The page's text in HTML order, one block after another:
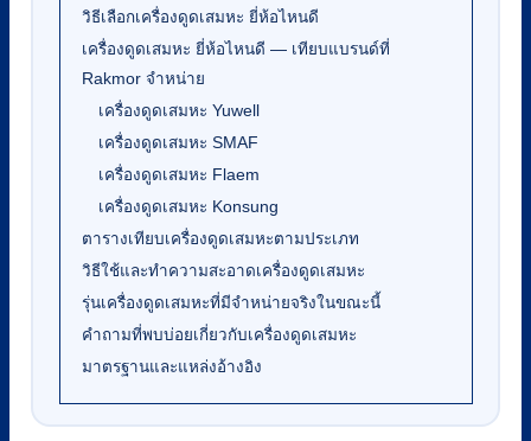
วิธีเลือกเครื่องดูดเสมหะ ยี่ห้อไหนดี
เครื่องดูดเสมหะ ยี่ห้อไหนดี — เทียบแบรนด์ที่
Rakmor จำหน่าย
เครื่องดูดเสมหะ Yuwell
เครื่องดูดเสมหะ SMAF
เครื่องดูดเสมหะ Flaem
เครื่องดูดเสมหะ Konsung
ตารางเทียบเครื่องดูดเสมหะตามประเภท
วิธีใช้และทำความสะอาดเครื่องดูดเสมหะ
รุ่นเครื่องดูดเสมหะที่มีจำหน่ายจริงในขณะนี้
คำถามที่พบบ่อยเกี่ยวกับเครื่องดูดเสมหะ
มาตรฐานและแหล่งอ้างอิง